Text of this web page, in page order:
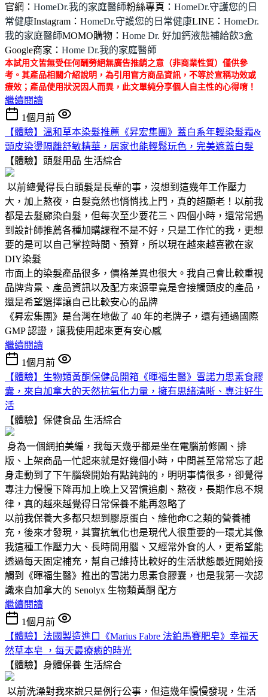
官網： HomeDr.我的家庭醫師粉絲專頁： HomeDr.守護您的日
常健康Instagram： HomeDr.守護您的日常健康LINE： HomeDr.
我的家庭醫師MOMO購物： Home Dr. 好加鈣液態補給飲3盒
Google商家： Home Dr.我的家庭醫師
本試用文皆無受任何酬勞絕無廣告推銷之意（非商業性質）僅供參
考。其產品相關介紹說明，為引用官方商品資訊，不等於宣稱功效或
療效；產品使用狀況因人而異，此文單純分享個人自主性的心得唷！
繼續閱讀
1個月前
【體驗】溫和草本染髮推薦《昇宏集團》蓋白系年輕染髮霜&
頭皮染燙隔離舒敏精華，居家也能輕鬆玩色，完美遮蓋白髮
【體驗】頭髮用品 生活綜合
以前總覺得長白頭髮是長輩的事，沒想到這幾年工作壓力
大，加上熬夜，白髮竟然也悄悄找上門，真的超顯老！以前我
都是去髮廊染白髮，但每次至少要花三、四個小時，還常常遇
到設計師推薦各種加購課程不是不好，只是工作忙的我，更想
要的是可以自己掌控時間、預算，所以現在越來越喜歡在家
DIY染髮
市面上的染髮產品很多，價格差異也很大。我自己會比較重視
品牌背景、產品資訊以及配方來源畢竟是會接觸頭皮的產品，
還是希望選擇讓自己比較安心的品牌
《昇宏集團》是台灣在地做了 40 年的老牌子，還有通過國際
GMP 認證，讓我使用起來更有安心感
繼續閱讀
1個月前
【體驗】生物類黃酮保健品開箱《暉福生醫》雪諾力思素食膠
囊，來自加拿大的天然抗氧化力量，擁有思緒清晰、專注好生
活
【體驗】保健食品 生活綜合
身為一個網拍美編，我每天幾乎都是坐在電腦前修圖、排
版、上架商品一忙起來就是好幾個小時，中間甚至常常忘了起
身走動到了下午腦袋開始有點鈍鈍的，明明事情很多，卻覺得
專注力慢慢下降再加上晚上又習慣追劇、熬夜，長期作息不規
律，真的越來越覺得日常保養不能再忽略了
以前我保養大多都只想到膠原蛋白、維他命C之類的營養補
充，後來才發現，其實抗氧化也是現代人很重要的一環尤其像
我這種工作壓力大、長時間用腦、又經常外食的人，更希望能
透過每天固定補充，幫自己維持比較好的生活狀態最近開始接
觸到《暉福生醫》推出的雪諾力思素食膠囊，也是我第一次認
識來自加拿大的 Senolyx 生物類黃酮 配方
繼續閱讀
1個月前
【體驗】法國製造進口《Marius Fabre 法鉑馬賽肥皂》幸福天
然草本皂 ，每天最療癒的時光
【體驗】身體保養 生活綜合
以前洗澡對我來說只是例行公事，但這幾年慢慢發現，生活